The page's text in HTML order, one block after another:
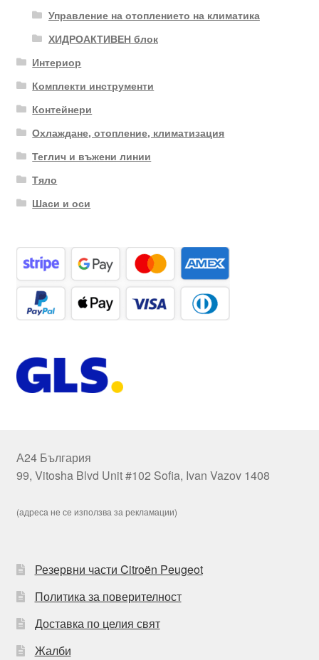
Управление на отоплението на климатика
ХИДРОАКТИВЕН блок
Интериор
Комплекти инструменти
Контейнери
Охлаждане, отопление, климатизация
Теглич и въжени линии
Тяло
Шаси и оси
А24 България
99, Vitosha Blvd Unit #102 Sofia, Ivan Vazov 1408
(адреса не се използва за рекламации)
Резервни части Citroën Peugeot
Политика за поверителност
Доставка по целия свят
Жалби